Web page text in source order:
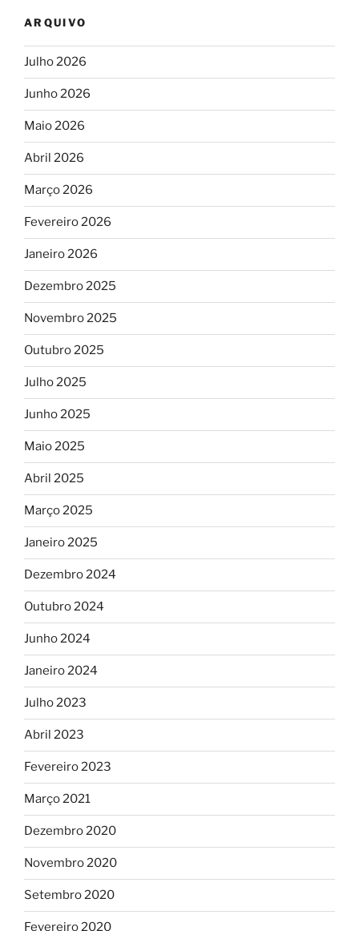
ARQUIVO
Julho 2026
Junho 2026
Maio 2026
Abril 2026
Março 2026
Fevereiro 2026
Janeiro 2026
Dezembro 2025
Novembro 2025
Outubro 2025
Julho 2025
Junho 2025
Maio 2025
Abril 2025
Março 2025
Janeiro 2025
Dezembro 2024
Outubro 2024
Junho 2024
Janeiro 2024
Julho 2023
Abril 2023
Fevereiro 2023
Março 2021
Dezembro 2020
Novembro 2020
Setembro 2020
Fevereiro 2020